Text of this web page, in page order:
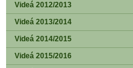
Videá 2012/2013
Videá 2013/2014
Videá 2014/2015
Videá 2015/2016